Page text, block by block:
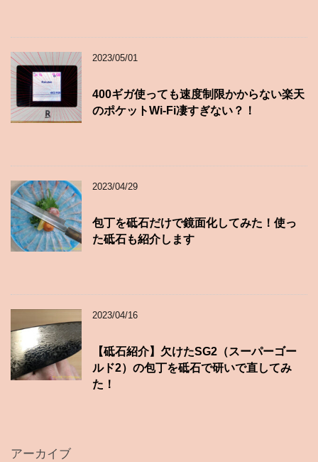
2023/05/01
400ギガ使っても速度制限かからない楽天
のポケットWi-Fi凄すぎない？！
2023/04/29
包丁を砥石だけで鏡面化してみた！使っ
た砥石も紹介します
2023/04/16
【砥石紹介】欠けたSG2（スーパーゴー
ルド2）の包丁を砥石で研いで直してみ
た！
アーカイブ